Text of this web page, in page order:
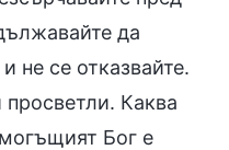
да
не се отказвайте.
Каква
Бог е